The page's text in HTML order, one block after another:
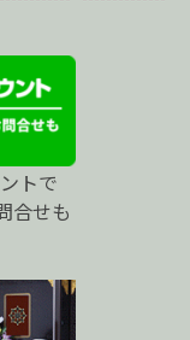
トで
合せも